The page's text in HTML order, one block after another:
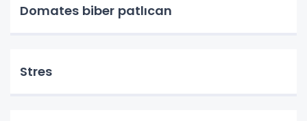
Domates biber patlıcan
Stres